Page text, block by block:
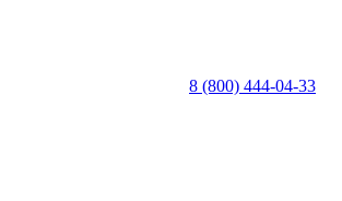
8 (800) 444-04-33